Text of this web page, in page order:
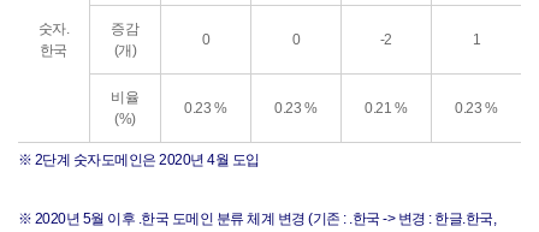
숫자.
한국
증감
(개)
0 0 -2 1
비율
(%)
0.23 % 0.23 % 0.21 % 0.23 %
※ 2단계 숫자도메인은 2020년 4월 도입
※ 2020년 5월 이후 .한국 도메인 분류 체계 변경 (기존 : .한국 -> 변경 : 한글.한국,